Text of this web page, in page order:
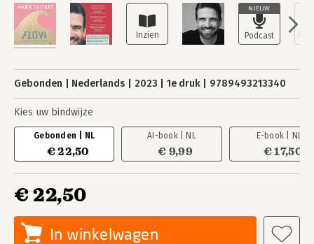
NIEUW
Gebonden Nederlands 2023 1e druk 9789493213340
Kies uw bindwijze
Gebonden | NL
€ 22,50
AI-book | NL
€ 9,99
E-book | NL
€ 17,50
€ 22,50
In winkelwagen